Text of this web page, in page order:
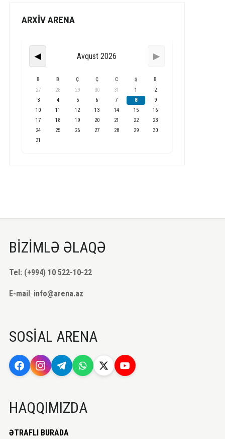
ARXİV ARENA
◀ Avqust 2026 ▶
B B Ç Ç C Ş B
27 28 29 30 31 1
2
3
4 5 6 7 8
9
10
11 12 13 14 15
16
17
18 19 20 21 22
23
24
25 26 27 28 29
30
31
BİZİMLƏ ƏLAQƏ
Tel: (+994) 10 522-10-22
E-mail: info@arena.az
SOSİAL ARENA
HAQQIMIZDA
ƏTRAFLI BURADA